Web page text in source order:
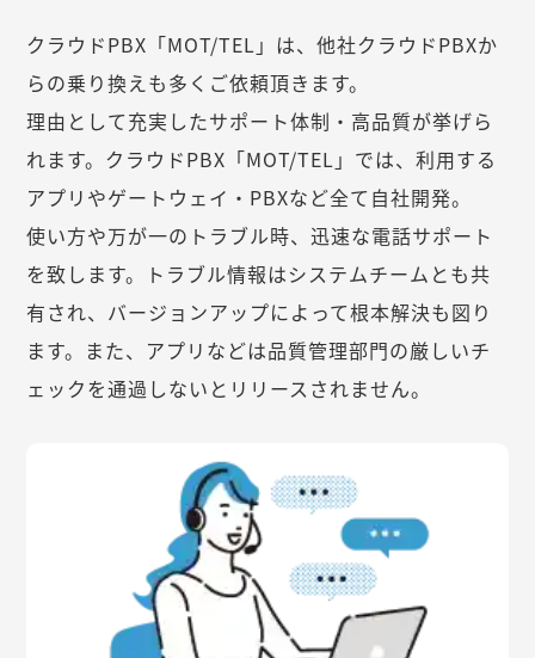
クラウドPBX「MOT/TEL」は、他社クラウドPBXか
らの乗り換えも多くご依頼頂きます。
理由として充実したサポート体制・高品質が挙げら
れます。クラウドPBX「MOT/TEL」では、利用する
アプリやゲートウェイ・PBXなど全て自社開発。
使い方や万が一のトラブル時、迅速な電話サポート
を致します。トラブル情報はシステムチームとも共
有され、バージョンアップによって根本解決も図り
ます。また、アプリなどは品質管理部門の厳しいチ
ェックを通過しないとリリースされません。